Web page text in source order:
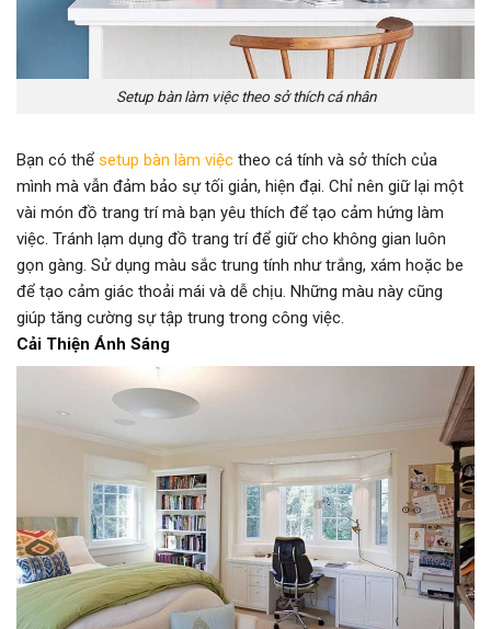
Setup bàn làm việc theo sở thích cá nhân
Bạn có thể setup bàn làm việc theo cá tính và sở thích của
mình mà vẫn đảm bảo sự tối giản, hiện đại. Chỉ nên giữ lại một
vài món đồ trang trí mà bạn yêu thích để tạo cảm hứng làm
việc. Tránh lạm dụng đồ trang trí để giữ cho không gian luôn
gọn gàng. Sử dụng màu sắc trung tính như trắng, xám hoặc be
để tạo cảm giác thoải mái và dễ chịu. Những màu này cũng
giúp tăng cường sự tập trung trong công việc.
Cải Thiện Ánh Sáng